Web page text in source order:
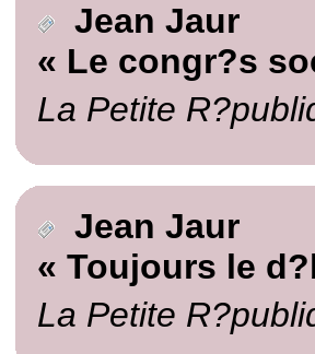
Jean Jaur
« Le congr?s
La Petite
Jean Jaur
« Toujours le
La Petite